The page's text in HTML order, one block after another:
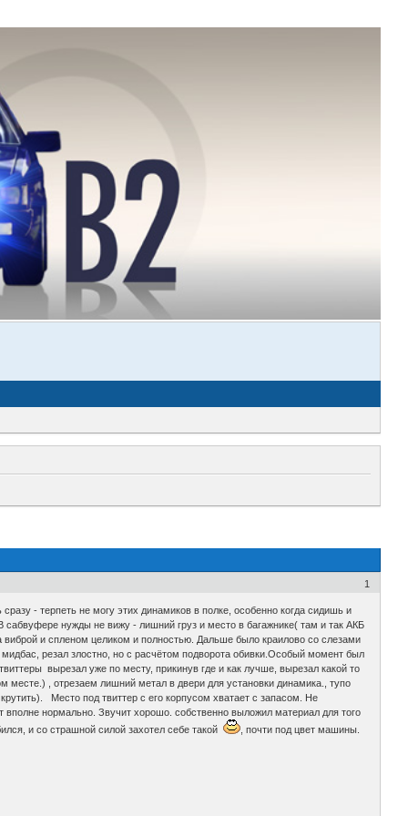
1
- терпеть не могу этих динамиков в полке, особенно когда сидишь и
нужды не вижу - лишний груз и место в багажнике( там и так АКБ
и спленом целиком и полностью. Дальше было краилово со слезами
резал злостно, но с расчётом подворота обивки.Особый момент был
вырезал уже по месту, прикинув где и как лучше, вырезал какой то
месте.) , отрезаем лишний метал в двери для установки динамика., тупо
Место под твиттер с его корпусом хватает с запасом. Не
нормально. Звучит хорошо. собственно выложил материал для того
и со страшной силой захотел себе такой
, почти под цвет машины.